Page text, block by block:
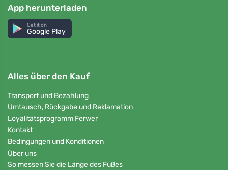
App herunterladen
Get it on
Google Play
Alles über den Kauf
Transport und Bezahlung
Umtausch, Rückgabe und Reklamation
Loyalitätsprogramm Ferwer
Kontakt
Bedingungen und Konditionen
Über uns
So messen Sie die Länge des Fußes